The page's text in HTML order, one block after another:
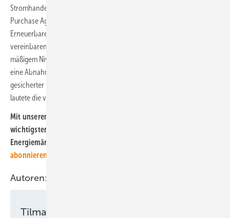
Stromhandelsunternehmen ausbremsen. Diese sogenannten Power
Purchase Agreements (PPA) lassen große Stromabnehmer und
Erneuerbaren-Stromerzeuger einen mehrjährigen Stromlieferpreis
vereinbaren, der zum Vorteil der Abnehmer damit Preisstabilität auf
mäßigem Niveau absichert und zum Vorteil der Grünstromerzeuger
eine Abnahme leicht oberhalb der aktuellen Stromhandelspreise. Ein
gesicherter niedriger Industriestrompreis nehme den PPA ihren Sinn,
lautete die vorangegangene Kritik.
Mit unserem kostenlosen Newsletter halten wir Sie über die
wichtigsten Entwicklungen der Energiepolitik und des
Energiemärkte auf dem Laufenden.
abonnieren
Autoren:
Tilman Weber